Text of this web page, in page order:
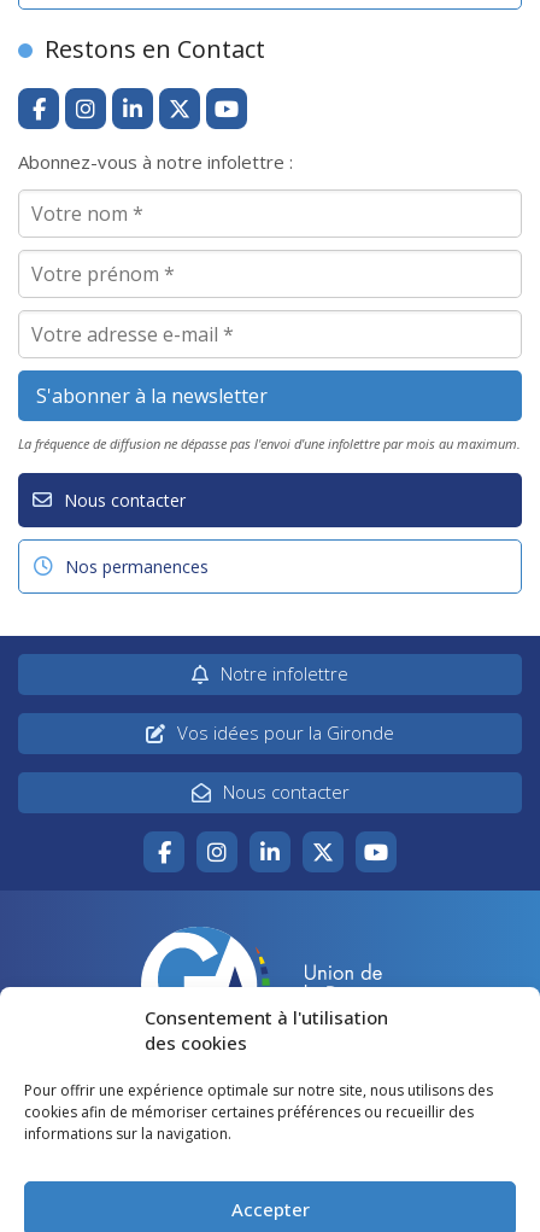
Consentement à l'utilisation
des cookies
Pour offrir une expérience optimale sur notre site, nous utilisons des
cookies afin de mémoriser certaines préférences ou recueillir des
informations sur la navigation.
Accepter
Restons en Contact
Abonnez-vous à notre infolettre :
La fréquence de diffusion ne dépasse pas l'envoi d'une infolettre par mois au maximum.
Nous contacter
Nos permanences
Notre infolettre
Vos idées pour la Gironde
Nous contacter
Accueil
Votre canton
Lire et voir
Agir pour la Gironde
Restons en contact